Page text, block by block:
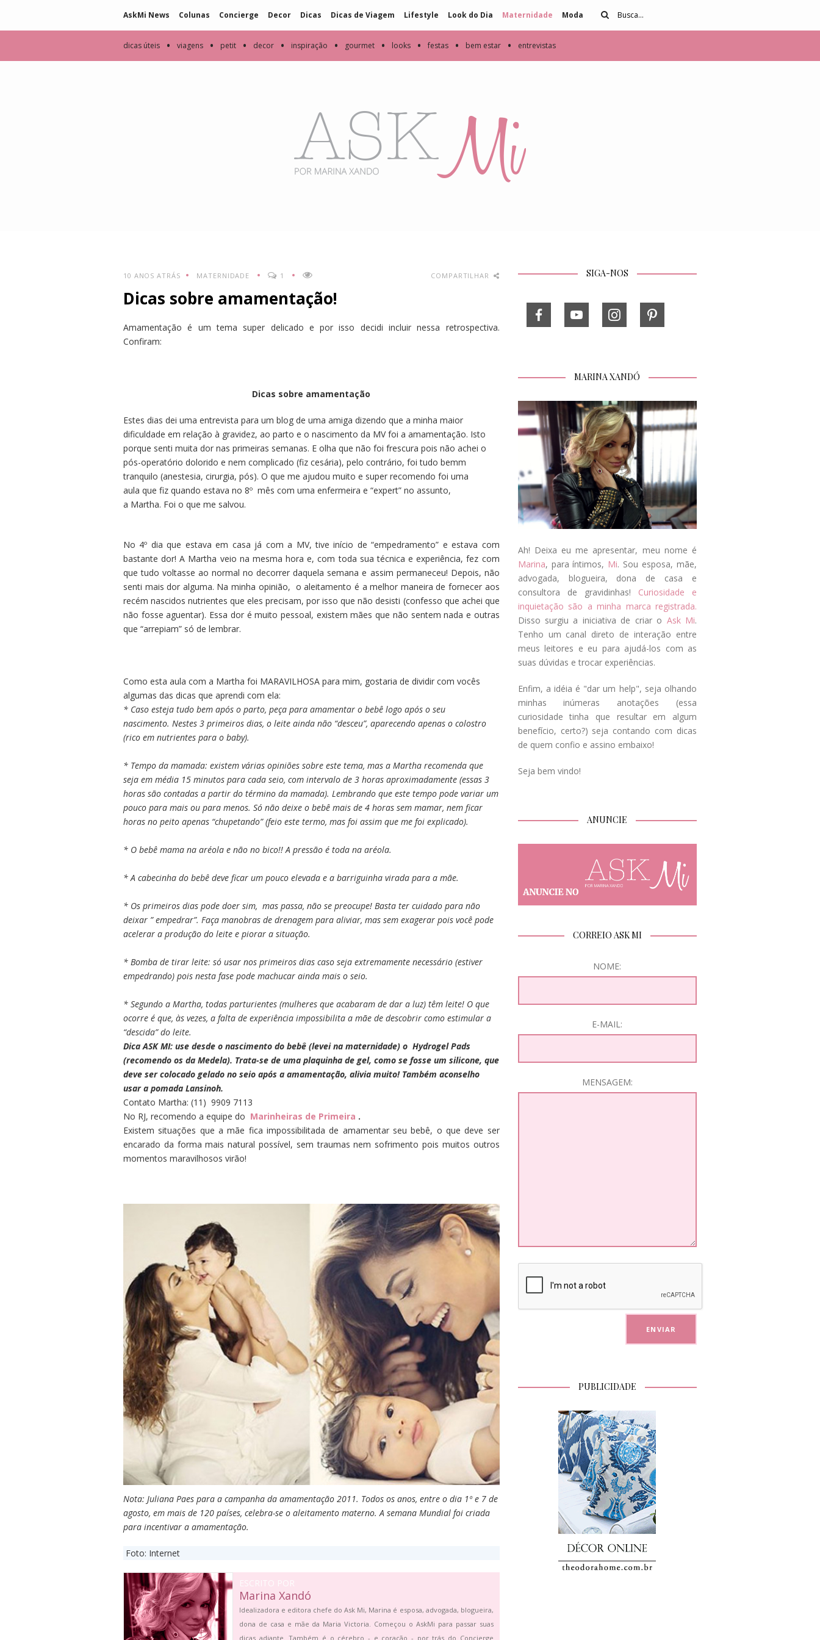
AskMi News Colunas Concierge Decor Dicas Dicas de Viagem Lifestyle Look do Dia Maternidade Moda
dicas úteis • viagens • petit • decor • inspiração • gourmet • looks • festas • bem estar • entrevistas
10 ANOS ATRÁS MATERNIDADE 1 COMPARTILHAR
Dicas sobre amamentação!
Amamentação é um tema super delicado e por isso decidi incluir nessa retrospectiva.
Confiram:
Dicas sobre amamentação
Estes dias dei uma entrevista para um blog de uma amiga dizendo que a minha maior
dificuldade em relação à gravidez, ao parto e o nascimento da MV foi a amamentação. Isto
porque senti muita dor nas primeiras semanas. E olha que não foi frescura pois não achei o
pós-operatório dolorido e nem complicado (fiz cesária), pelo contrário, foi tudo bemm
tranquilo (anestesia, cirurgia, pós). O que me ajudou muito e super recomendo foi uma
aula que fiz quando estava no 8º mês com uma enfermeira e “expert” no assunto,
a Martha. Foi o que me salvou.
No 4º dia que estava em casa já com a MV, tive início de “empedramento” e estava com
bastante dor! A Martha veio na mesma hora e, com toda sua técnica e experiência, fez com
que tudo voltasse ao normal no decorrer daquela semana e assim permaneceu! Depois, não
senti mais dor alguma. Na minha opinião, o aleitamento é a melhor maneira de fornecer aos
recém nascidos nutrientes que eles precisam, por isso que não desisti (confesso que achei que
não fosse aguentar). Essa dor é muito pessoal, existem mães que não sentem nada e outras
que “arrepiam” só de lembrar.
Como esta aula com a Martha foi MARAVILHOSA para mim, gostaria de dividir com vocês
algumas das dicas que aprendi com ela:
* Caso esteja tudo bem após o parto, peça para amamentar o bebê logo após o seu
nascimento. Nestes 3 primeiros dias, o leite ainda não “desceu”, aparecendo apenas o colostro
(rico em nutrientes para o baby).
* Tempo da mamada: existem várias opiniões sobre este tema, mas a Martha recomenda que
seja em média 15 minutos para cada seio, com intervalo de 3 horas aproximadamente (essas 3
horas são contadas a partir do término da mamada). Lembrando que este tempo pode variar um
pouco para mais ou para menos. Só não deixe o bebê mais de 4 horas sem mamar, nem ficar
horas no peito apenas “chupetando” (feio este termo, mas foi assim que me foi explicado).
* O bebê mama na aréola e não no bico!! A pressão é toda na aréola.
* A cabecinha do bebê deve ficar um pouco elevada e a barriguinha virada para a mãe.
* Os primeiros dias pode doer sim, mas passa, não se preocupe! Basta ter cuidado para não
deixar ” empedrar”. Faça manobras de drenagem para aliviar, mas sem exagerar pois você pode
acelerar a produção do leite e piorar a situação.
* Bomba de tirar leite: só usar nos primeiros dias caso seja extremamente necessário (estiver
empedrando) pois nesta fase pode machucar ainda mais o seio.
* Segundo a Martha, todas parturientes (mulheres que acabaram de dar a luz) têm leite! O que
ocorre é que, às vezes, a falta de experiência impossibilita a mãe de descobrir como estimular a
“descida” do leite.
Dica ASK MI: use desde o nascimento do bebê (levei na maternidade) o Hydrogel Pads
(recomendo os da Medela). Trata-se de uma plaquinha de gel, como se fosse um silicone, que
deve ser colocado gelado no seio após a amamentação, alivia muito! Também aconselho
usar a pomada Lansinoh.
Contato Martha: (11) 9909 7113
No RJ, recomendo a equipe do Marinheiras de Primeira .
Existem situações que a mãe fica impossibilitada de amamentar seu bebê, o que deve ser
encarado da forma mais natural possível, sem traumas nem sofrimento pois muitos outros
momentos maravilhosos virão!
Nota: Juliana Paes para a campanha da amamentação 2011. Todos os anos, entre o dia 1º e 7 de
agosto, em mais de 120 países, celebra-se o aleitamento materno. A semana Mundial foi criada
para incentivar a amamentação.
Foto: Internet
ESCRITO POR
Marina Xandó
Idealizadora e editora chefe do Ask Mi, Marina é esposa, advogada, blogueira,
dona de casa e mãe da Maria Victoria. Começou o AskMi para passar suas
dicas adiante. Também é o cérebro - e coração - por trás do Concierge
SIGA-NOS
MARINA XANDÓ
Ah! Deixa eu me apresentar, meu nome é
Marina, para íntimos, Mi. Sou esposa, mãe,
advogada, blogueira, dona de casa e
consultora de gravidinhas! Curiosidade e
inquietação são a minha marca registrada.
Disso surgiu a iniciativa de criar o Ask Mi.
Tenho um canal direto de interação entre
meus leitores e eu para ajudá-los com as
suas dúvidas e trocar experiências.
Enfim, a idéia é "dar um help", seja olhando
minhas inúmeras anotações (essa
curiosidade tinha que resultar em algum
benefício, certo?) seja contando com dicas
de quem confio e assino embaixo!
Seja bem vindo!
ANUNCIE
CORREIO ASK MI
NOME:
E-MAIL:
MENSAGEM:
PUBLICIDADE